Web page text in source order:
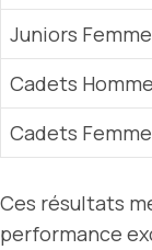
Juniors
Cadets
Cadets
Ces résultats
performance